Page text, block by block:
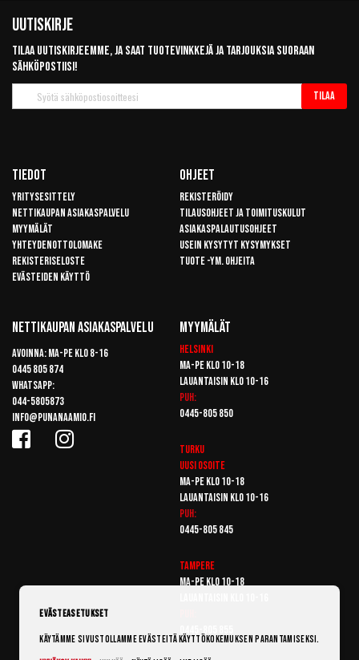
Uutiskirje
Tilaa uutiskirjeemme, ja saat tuotevinkkejä ja tarjouksia suoraan
sähköpostiisi!
uutiskirje
Tilaa
Tiedot
Yritysesittely
Nettikaupan asiakaspalvelu
Myymälät
Yhteydenottolomake
Rekisteriseloste
Evästeiden käyttö
Ohjeet
Rekisteröidy
Tilausohjeet ja toimituskulut
Asiakaspalautusohjeet
Usein kysytyt kysymykset
Tuote -ym. ohjeita
Nettikaupan Asiakaspalvelu
Avoinna: Ma-pe klo 8-16
0445 805 874
Whatsapp:
044-5805873
info@punanaamio.fi
Myymälät
Helsinki
Ma-pe klo 10-18
Lauantaisin klo 10-16
Puh:
0445-805 850
Turku
Uusi osoite
Ma-pe klo 10-18
Lauantaisin klo 10-16
Puh:
0445-805 845
Tampere
Ma-pe klo 10-18
Evästeasetukset
Käytämme sivustollamme evästeitä käyttökokemuksen parantamiseksi.